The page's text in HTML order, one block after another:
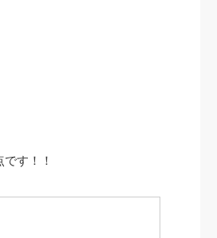
す！！